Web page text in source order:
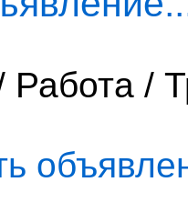
Работа /